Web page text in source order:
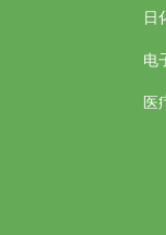
日
电
医